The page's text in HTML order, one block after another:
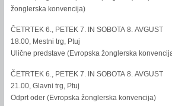
žonglerska konvencija)
ČETRTEK 6., PETEK 7. IN SOBOTA 8. AVGUST
18.00, Mestni trg, Ptuj
Ulične predstave (Evropska žonglerska
ČETRTEK 6., PETEK 7. IN SOBOTA 8. AVGUST
21.00, Glavni trg, Ptuj
Odprt oder (Evropska žonglerska konvencija)